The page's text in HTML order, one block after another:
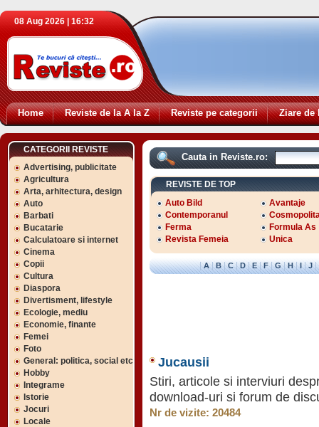
08 Aug 2026 | 16:32
Home Reviste de la A la Z Reviste pe categorii Ziare de
CATEGORII REVISTE
Advertising, publicitate
Agricultura
Arta, arhitectura, design
Auto
Barbati
Bucatarie
Calculatoare si internet
Cinema
Copii
Cultura
Diaspora
Divertisment, lifestyle
Ecologie, mediu
Economie, finante
Femei
Foto
General: politica, social etc
Hobby
Integrame
Istorie
Jocuri
Locale
Cauta in Reviste.ro:
REVISTE DE TOP
Auto Bild
Avantaje
Contemporanul
Ferma
Formula As
Revista Femeia
Unica
|A|B|C|D|E|F|G|H|I|J|
Jucausii
Stiri, articole si interviuri
download-uri si forum de
Nr de vizite: 20484